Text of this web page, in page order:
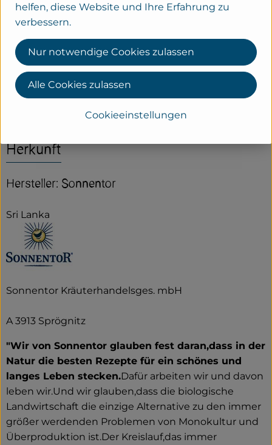
Tortellini in Gemüse-Sahne-sauce
Tortellini-Brokkoliauflauf
Herkunft
Hersteller: Sonnentor
Sri Lanka
Sonnentor Kräuterhandelsges. mbH
A 3913 Sprögnitz
"Wir von Sonnentor glauben fest daran,dass in der
Natur die besten Rezepte für ein schönes und
langes Leben stecken.Dafür arbeiten wir und davon
leben wir.Und wir glauben,dass die biologische
Landwirtschaft die einzige Alternative zu den immer
größer werdenden Problemen von Monokultur und
Überproduktion ist.Der Kreislauf,das immer
helfen, diese Website und Ihre Erfahrung zu
verbessern.
Cookieeinstellungen
Nur notwendige Cookies zulassen
Alle Cookies zulassen